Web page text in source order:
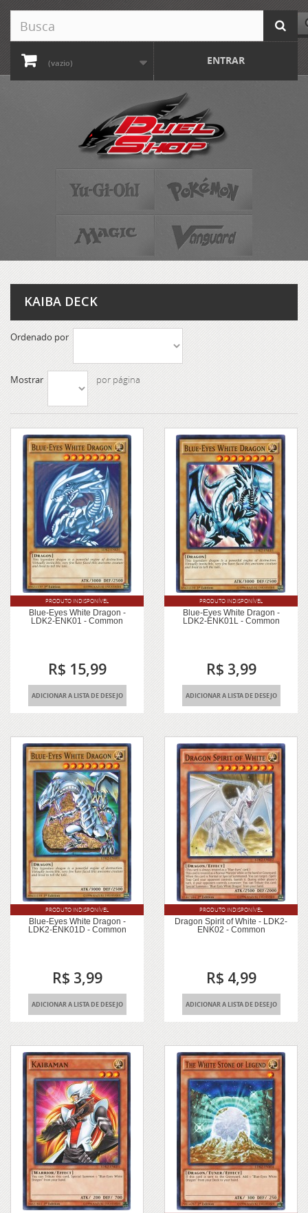
(vazio) ENTRAR
KAIBA DECK
Ordenado por
Mostrar por página
Blue-Eyes White Dragon -
LDK2-ENK01 - Common
R$ 15,99
PRODUTO INDISPONÍVEL
ADICIONAR A LISTA DE DESEJO
Blue-Eyes White Dragon -
LDK2-ENK01L - Common
R$ 3,99
PRODUTO INDISPONÍVEL
ADICIONAR A LISTA DE DESEJO
Blue-Eyes White Dragon -
LDK2-ENK01D - Common
R$ 3,99
PRODUTO INDISPONÍVEL
ADICIONAR A LISTA DE DESEJO
Dragon Spirit of White - LDK2-
ENK02 - Common
R$ 4,99
PRODUTO INDISPONÍVEL
ADICIONAR A LISTA DE DESEJO